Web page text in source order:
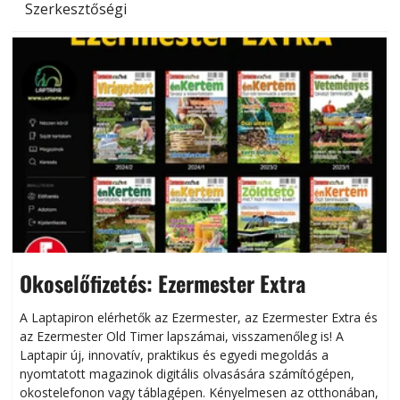
Szerkesztőségi
Okoselőfizetés: Ezermester Extra
A Laptapiron elérhetők az Ezermester, az Ezermester Extra és
az Ezermester Old Timer lapszámai, visszamenőleg is! A
Laptapir új, innovatív, praktikus és egyedi megoldás a
nyomtatott magazinok digitális olvasására számítógépen,
okostelefonon vagy táblagépen. Kényelmesen az otthonában,